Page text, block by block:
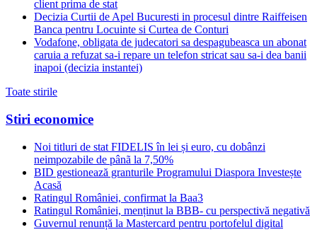
client prima de stat
Decizia Curtii de Apel Bucuresti in procesul dintre Raiffeisen
Banca pentru Locuinte si Curtea de Conturi
Vodafone, obligata de judecatori sa despagubeasca un abonat
caruia a refuzat sa-i repare un telefon stricat sau sa-i dea banii
inapoi (decizia instantei)
Toate stirile
Stiri economice
Noi titluri de stat FIDELIS în lei și euro, cu dobânzi
neimpozabile de pânã la 7,50%
BID gestionează granturile Programului Diaspora Investește
Acasă
Ratingul României, confirmat la Baa3
Ratingul României, menținut la BBB- cu perspectivă negativă
Guvernul renunță la Mastercard pentru portofelul digital